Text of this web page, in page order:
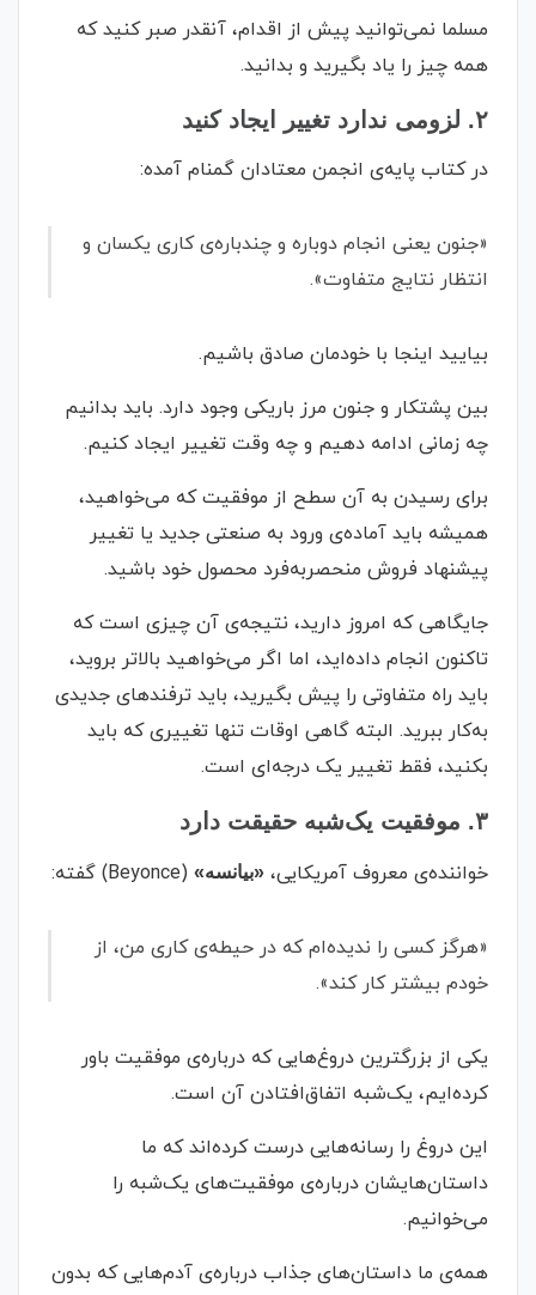
مسلما نمی‌توانید پیش از اقدام، آنقدر صبر کنید که
همه چیز را یاد بگیرید و بدانید.
۲. لزومی ندارد تغییر ایجاد کنید
در کتاب پایه‌ی انجمن معتادان گمنام آمده:
«جنون یعنی انجام دوباره و چندباره‌ی کاری یکسان و
انتظار نتایج متفاوت».
بیایید اینجا با خودمان صادق باشیم.
بین پشتکار و جنون مرز باریکی وجود دارد. باید بدانیم
چه زمانی ادامه دهیم و چه وقت تغییر ایجاد کنیم.
برای رسیدن به آن سطح از موفقیت که می‌خواهید،
همیشه باید آماده‌ی ورود به صنعتی جدید یا تغییر
پیشنهاد فروش منحصربه‌فرد محصول خود باشید.
جایگاهی که امروز دارید، نتیجه‌ی آن چیزی است که
تاکنون انجام داده‌اید، اما اگر می‌خواهید بالاتر بروید،
باید راه متفاوتی را پیش بگیرید، باید ترفندهای جدیدی
به‌کار ببرید. البته گاهی اوقات تنها تغییری که باید
بکنید، فقط تغییر یک درجه‌ای است.
۳. موفقیت یک‌شبه حقیقت دارد
خواننده‌ی معروف آمریکایی، «بیانسه» (Beyonce) گفته:
«هرگز کسی را ندیده‌ام که در حیطه‌ی کاری من، از
خودم بیشتر کار کند».
یکی از بزرگترین دروغ‌هایی که درباره‌ی موفقیت باور
کرده‌ایم، یک‌شبه اتفاق‌افتادن آن است.
این دروغ را رسانه‌هایی درست کرده‌اند که ما
داستان‌هایشان درباره‌ی موفقیت‌های یک‌شبه را
می‌خوانیم.
همه‌ی ما داستان‌های جذاب درباره‌ی آدم‌هایی که بدون